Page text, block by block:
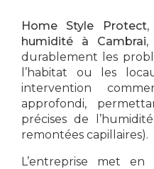
Home Style Protect,
humidité à Cambrai,
durablement les
l’habitat ou les
intervention
approfondi,
précises de
remontées capillaires).
L’entreprise met